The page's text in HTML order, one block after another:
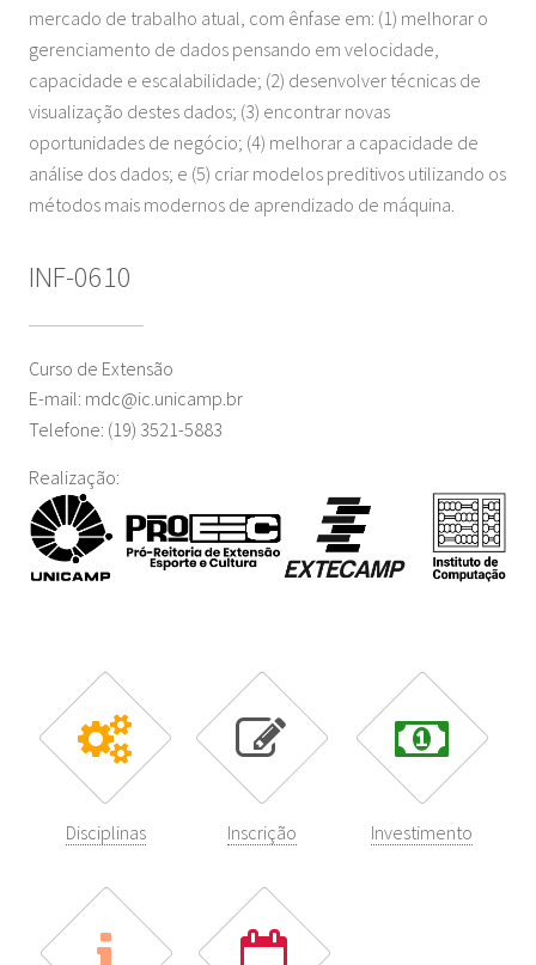
mercado de trabalho atual, com ênfase em: (1) melhorar o
gerenciamento de dados pensando em velocidade,
capacidade e escalabilidade; (2) desenvolver técnicas de
visualização destes dados; (3) encontrar novas
oportunidades de negócio; (4) melhorar a capacidade de
análise dos dados; e (5) criar modelos preditivos utilizando os
métodos mais modernos de aprendizado de máquina.
INF-0610
Curso de Extensão
E-mail: mdc@ic.unicamp.br
Telefone: (19) 3521-5883
Realização:
Disciplinas Inscrição Investimento